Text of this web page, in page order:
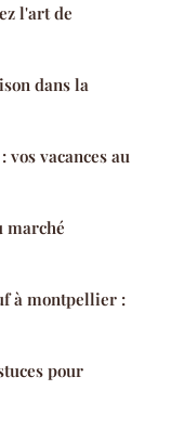
l'art de
dans la
vacances au
marché
à montpellier :
pour